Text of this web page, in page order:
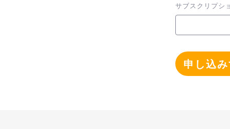
サブスクリプシ
申し込